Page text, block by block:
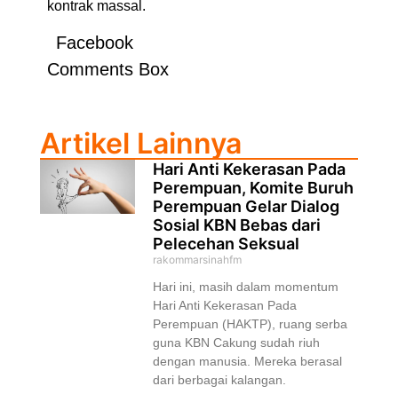
kontrak massal.
Facebook
Comments Box
Artikel Lainnya
Hari Anti Kekerasan Pada
Perempuan, Komite Buruh
Perempuan Gelar Dialog
Sosial KBN Bebas dari
Pelecehan Seksual
rakommarsinahfm
Hari ini, masih dalam momentum
Hari Anti Kekerasan Pada
Perempuan (HAKTP), ruang serba
guna KBN Cakung sudah riuh
dengan manusia. Mereka berasal
dari berbagai kalangan.